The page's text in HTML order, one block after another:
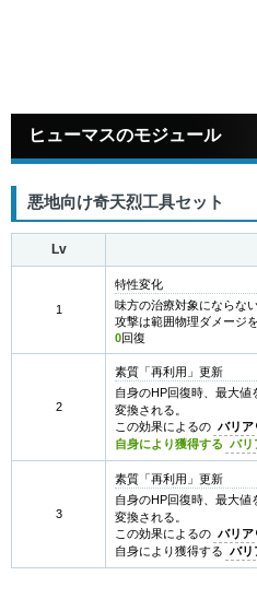
ヒューマスのモジュール
悪地向け奇天烈工具セット
Lv
1
特性変化
味方の治療対象にならな
攻撃は範囲物理ダメージ
0回復
2
素質「再利用」更新
自身のHP回復時、最大
変換される。
この効果によるの バリア
自身により獲得する バリ
3
素質「再利用」更新
自身のHP回復時、最大
変換される。
この効果によるの バリア
自身により獲得する バリ